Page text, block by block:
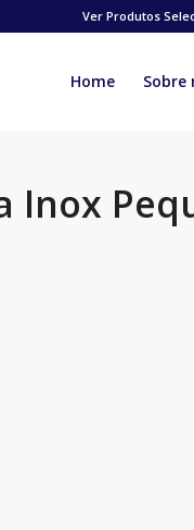
Ver Produtos
Home Sobre
Inox